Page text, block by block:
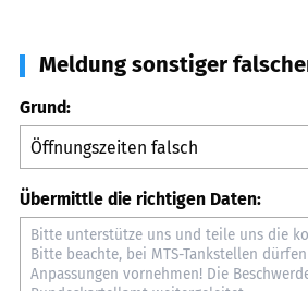
Meldung sonstiger
Grund:
Übermittle die richtigen Daten: